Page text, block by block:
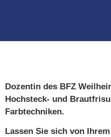
Dozentin des BFZ
Hochsteck- und
Farbtechniken.
Lassen Sie sich von